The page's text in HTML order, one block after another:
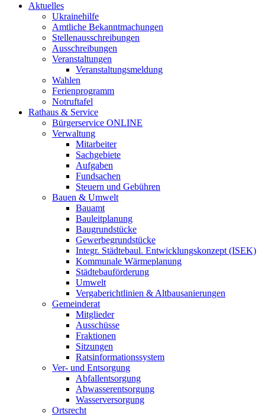
Aktuelles
Ukrainehilfe
Amtliche Bekanntmachungen
Stellenausschreibungen
Ausschreibungen
Veranstaltungen
Veranstaltungsmeldung
Wahlen
Ferienprogramm
Notruftafel
Rathaus & Service
Bürgerservice ONLINE
Verwaltung
Mitarbeiter
Sachgebiete
Aufgaben
Fundsachen
Steuern und Gebühren
Bauen & Umwelt
Bauamt
Bauleitplanung
Baugrundstücke
Gewerbegrundstücke
Integr. Städtebaul. Entwicklungskonzept (ISEK)
Kommunale Wärmeplanung
Städtebauförderung
Umwelt
Vergaberichtlinien & Altbausanierungen
Gemeinderat
Mitglieder
Ausschüsse
Fraktionen
Sitzungen
Ratsinformationssystem
Ver- und Entsorgung
Abfallentsorgung
Abwasserentsorgung
Wasserversorgung
Ortsrecht